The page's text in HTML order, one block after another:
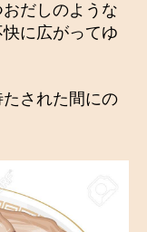
だしのような
に広がってゆ
された間にの